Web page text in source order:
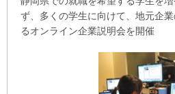
ず、多くの学生に向けて、地元企
るオンライン企業説明会を開催